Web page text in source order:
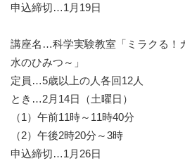
申込締切…1月19日
講座名…科学実験教室「ミラクる！
水のひみつ～」
定員…5歳以上の人各回12人
とき…2月14日（土曜日）
（1）午前11時～11時40分
（2）午後2時20分～3時
申込締切…1月26日